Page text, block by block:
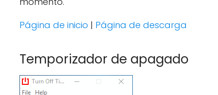
Página de inicio | Página de descarga
Temporizador de apagado